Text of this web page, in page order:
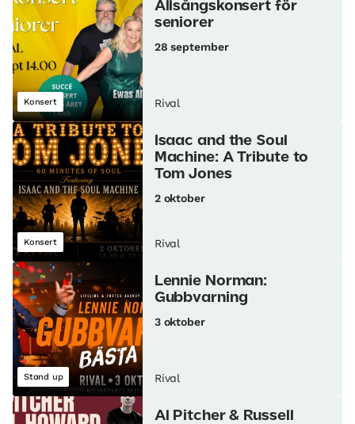
Konsert
Allsångskonsert för
seniorer
28 september
Rival
Konsert
Isaac and the Soul
Machine: A Tribute to
Tom Jones
2 oktober
Rival
Stand up
Lennie Norman:
Gubbvarning
3 oktober
Rival
Al Pitcher & Russell